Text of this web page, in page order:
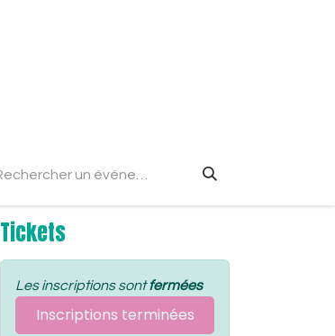
Tickets
Les inscriptions sontfermées
Inscriptions terminées